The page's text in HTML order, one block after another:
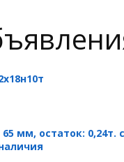
65 мм, остаток: 0,24т.